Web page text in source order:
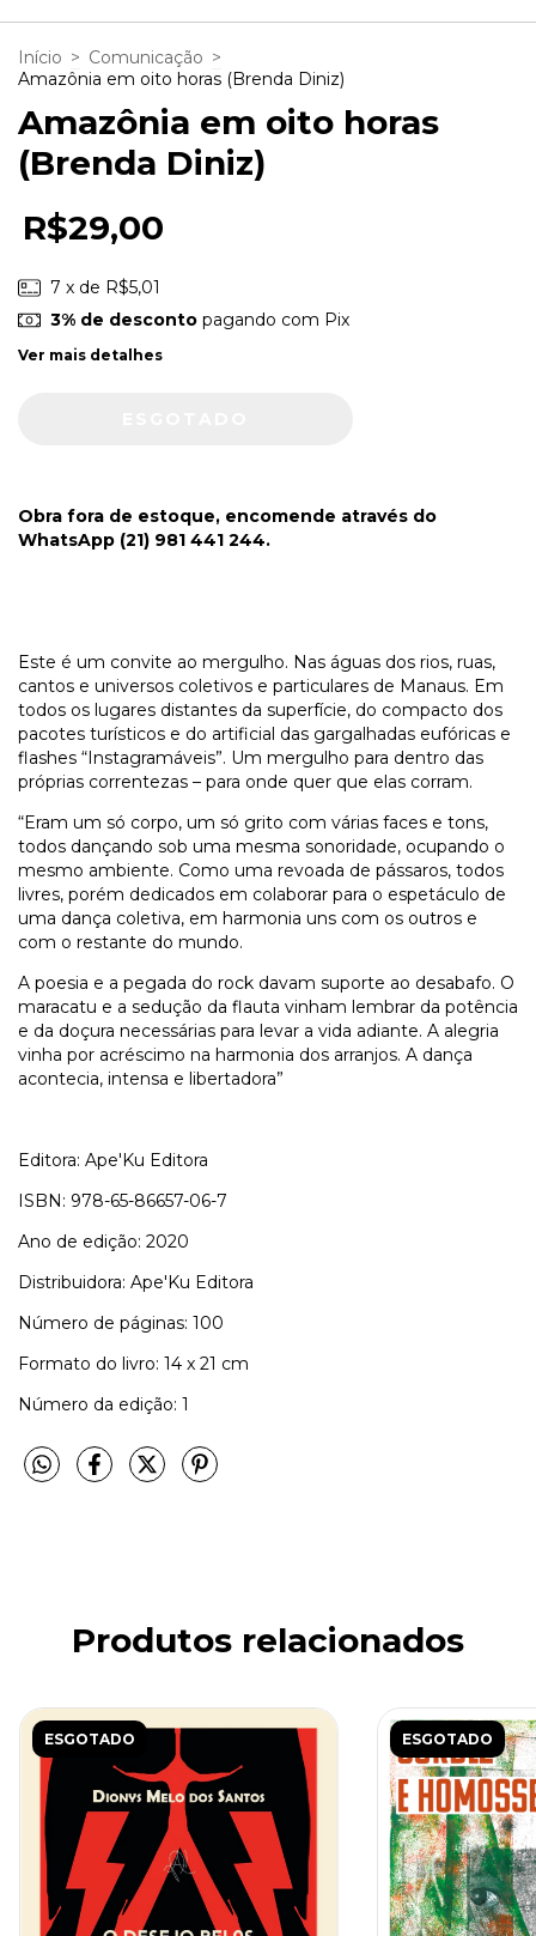
Início > Comunicação >
Amazônia em oito horas (Brenda Diniz)
Amazônia em oito horas
(Brenda Diniz)
R$29,00
7 x de R$5,01
3% de descontopagando com Pix
Ver mais detalhes
Obra fora de estoque, encomende através do
WhatsApp (21) 981 441 244.
Este é um convite ao mergulho. Nas águas dos rios, ruas,
cantos e universos coletivos e particulares de Manaus. Em
todos os lugares distantes da superfície, do compacto dos
pacotes turísticos e do artificial das gargalhadas eufóricas e
flashes “Instagramáveis”. Um mergulho para dentro das
próprias correntezas – para onde quer que elas corram.
“Eram um só corpo, um só grito com várias faces e tons,
todos dançando sob uma mesma sonoridade, ocupando o
mesmo ambiente. Como uma revoada de pássaros, todos
livres, porém dedicados em colaborar para o espetáculo de
uma dança coletiva, em harmonia uns com os outros e
com o restante do mundo.
A poesia e a pegada do rock davam suporte ao desabafo. O
maracatu e a sedução da flauta vinham lembrar da potência
e da doçura necessárias para levar a vida adiante. A alegria
vinha por acréscimo na harmonia dos arranjos. A dança
acontecia, intensa e libertadora”
Editora: Ape'Ku Editora
ISBN: 978-65-86657-06-7
Ano de edição: 2020
Distribuidora: Ape'Ku Editora
Número de páginas: 100
Formato do livro: 14 x 21 cm
Número da edição: 1
Produtos relacionados
ESGOTADO ESGOTADO